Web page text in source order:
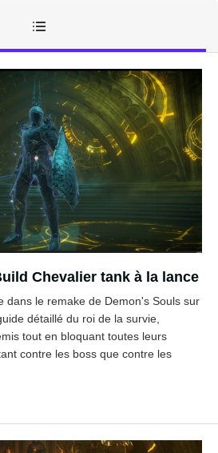
Chevalier tank à la lance
dans le remake de Demon's Souls sur
détaillé du roi de la survie,
tout en bloquant toutes leurs
contre les boss que contre les